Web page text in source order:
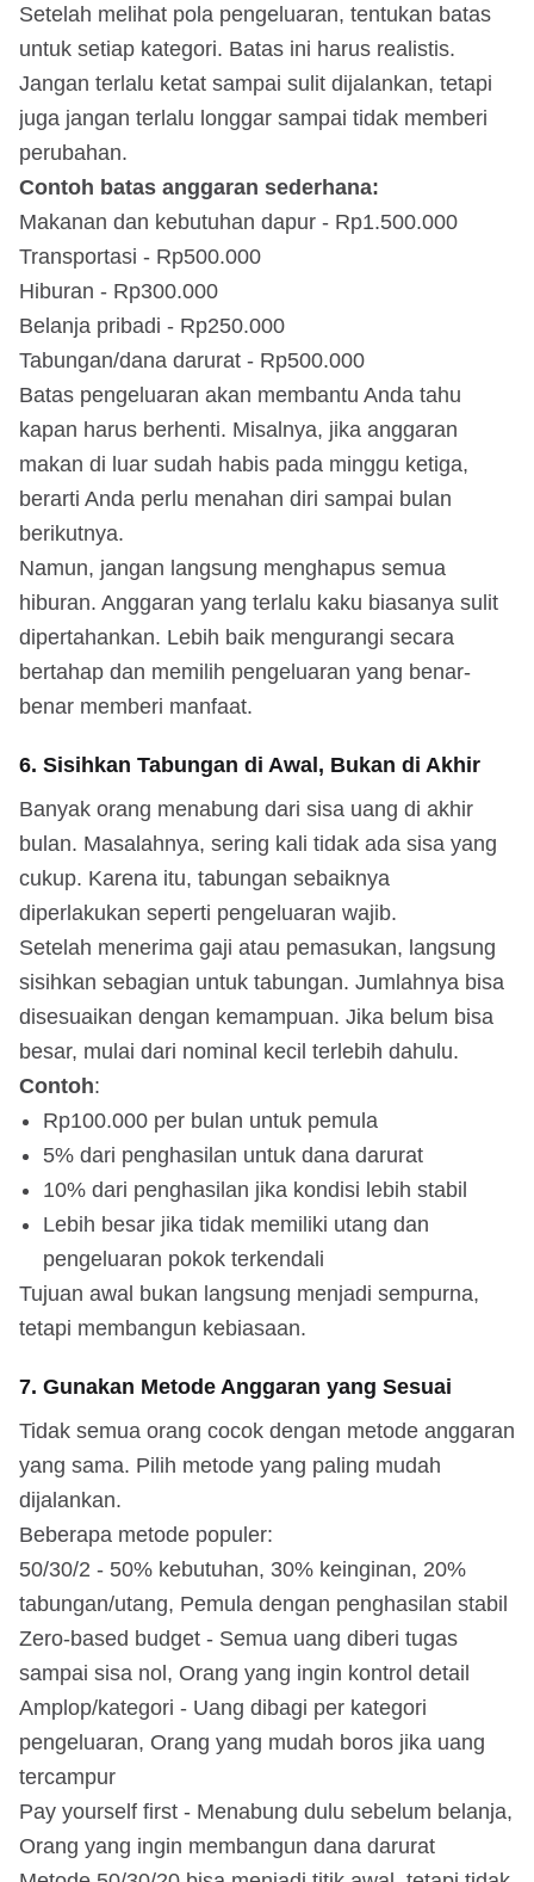
Setelah melihat pola pengeluaran, tentukan batas
untuk setiap kategori. Batas ini harus realistis.
Jangan terlalu ketat sampai sulit dijalankan, tetapi
juga jangan terlalu longgar sampai tidak memberi
perubahan.
Contoh batas anggaran sederhana:
Makanan dan kebutuhan dapur - Rp1.500.000
Transportasi - Rp500.000
Hiburan - Rp300.000
Belanja pribadi - Rp250.000
Tabungan/dana darurat - Rp500.000
Batas pengeluaran akan membantu Anda tahu
kapan harus berhenti. Misalnya, jika anggaran
makan di luar sudah habis pada minggu ketiga,
berarti Anda perlu menahan diri sampai bulan
berikutnya.
Namun, jangan langsung menghapus semua
hiburan. Anggaran yang terlalu kaku biasanya sulit
dipertahankan. Lebih baik mengurangi secara
bertahap dan memilih pengeluaran yang benar-
benar memberi manfaat.
6. Sisihkan Tabungan di Awal, Bukan di Akhir
Banyak orang menabung dari sisa uang di akhir
bulan. Masalahnya, sering kali tidak ada sisa yang
cukup. Karena itu, tabungan sebaiknya
diperlakukan seperti pengeluaran wajib.
Setelah menerima gaji atau pemasukan, langsung
sisihkan sebagian untuk tabungan. Jumlahnya bisa
disesuaikan dengan kemampuan. Jika belum bisa
besar, mulai dari nominal kecil terlebih dahulu.
Contoh:
Rp100.000 per bulan untuk pemula
5% dari penghasilan untuk dana darurat
10% dari penghasilan jika kondisi lebih stabil
Lebih besar jika tidak memiliki utang dan
pengeluaran pokok terkendali
Tujuan awal bukan langsung menjadi sempurna,
tetapi membangun kebiasaan.
7. Gunakan Metode Anggaran yang Sesuai
Tidak semua orang cocok dengan metode anggaran
yang sama. Pilih metode yang paling mudah
dijalankan.
Beberapa metode populer:
50/30/2 - 50% kebutuhan, 30% keinginan, 20%
tabungan/utang, Pemula dengan penghasilan stabil
Zero-based budget - Semua uang diberi tugas
sampai sisa nol, Orang yang ingin kontrol detail
Amplop/kategori - Uang dibagi per kategori
pengeluaran, Orang yang mudah boros jika uang
tercampur
Pay yourself first - Menabung dulu sebelum belanja,
Orang yang ingin membangun dana darurat